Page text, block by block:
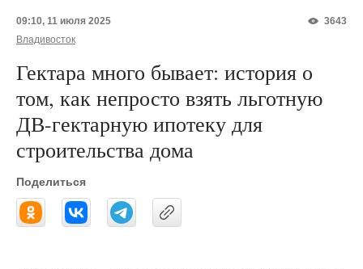
3643
09:10, 11 июля 2025
Владивосток
Гектара много бывает: история о
том, как непросто взять льготную
ДВ-гектарную ипотеку для
строительства дома
Поделиться